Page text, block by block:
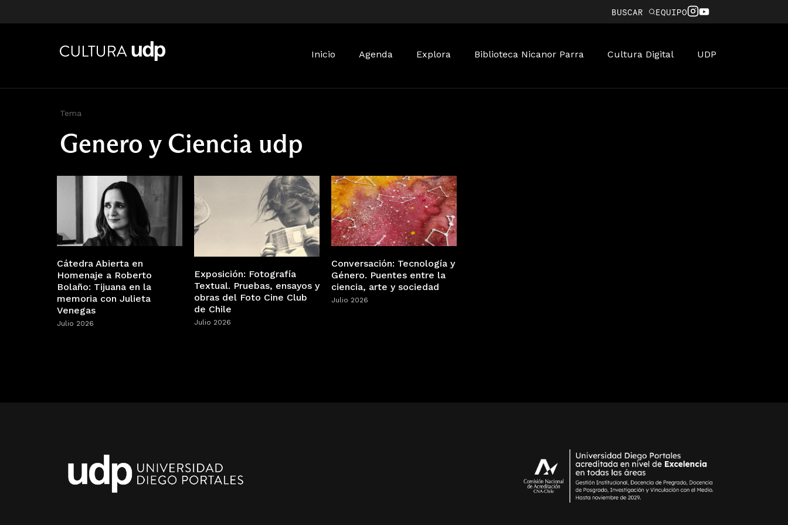
BUSCAR EQUIPO
Inicio Agenda Explora Biblioteca Nicanor Parra Cultura Digital UDP
Tema
Genero y Ciencia udp
Cátedra Abierta en
Homenaje a Roberto
Bolaño: Tijuana en la
memoria con Julieta
Venegas
Julio 2026
Exposición: Fotografía
Textual. Pruebas, ensayos y
obras del Foto Cine Club
de Chile
Julio 2026
Conversación: Tecnología y
Género. Puentes entre la
ciencia, arte y sociedad
Julio 2026